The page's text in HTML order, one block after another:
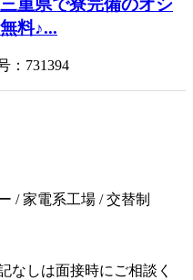
料♪...
：731394
/ 家電系工場 / 交替制
なしは面接時にご相談く